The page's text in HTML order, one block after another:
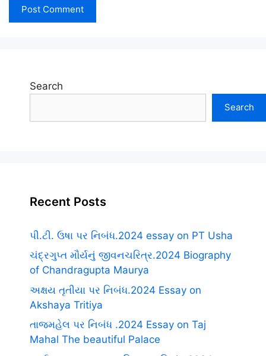
Search
Search
Recent Posts
પી.ટી. ઉષા પર નિબંધ.2024 essay on PT Usha
ચંદ્રગુપ્ત મૌર્યનું જીવનચરિત્ર.2024 Biography
of Chandragupta Maurya
અક્ષય તૃતીયા પર નિબંધ.2024 Essay on
Akshaya Tritiya
તાજમહેલ પર નિબંધ .2024 Essay on Taj
Mahal The beautiful Palace